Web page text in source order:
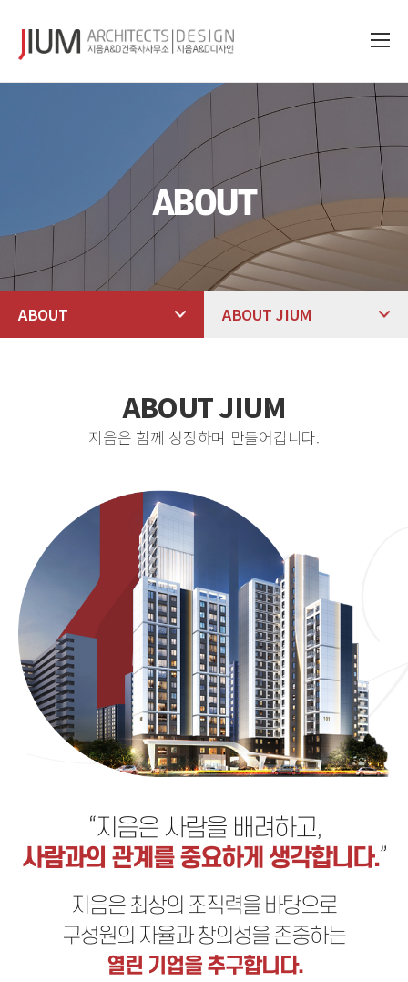
ABOUT
ABOUT ABOUT JIUM
ABOUT JIUM
지음은 함께 성장하며 만들어갑니다.
“지음은 사람을 배려하고,
사람과의 관계를 중요하게 생각합니다.”
지음은 최상의 조직력을 바탕으로
구성원의 자율과 창의성을 존중하는
열린 기업을 추구합니다.